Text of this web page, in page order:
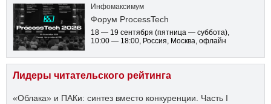
Инфомаксимум
Форум ProcessTech
18 — 19 сентября (пятница — суббота),
10:00 — 18:00, Россия, Москва, офлайн
Лидеры читательского рейтинга
«Облака» и ПАКи: синтез вместо конкуренции. Часть I